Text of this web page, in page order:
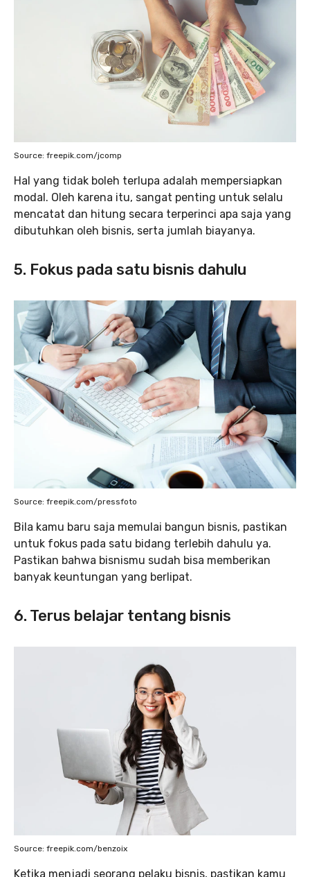
Source: freepik.com/jcomp
Hal yang tidak boleh terlupa adalah mempersiapkan
modal. Oleh karena itu, sangat penting untuk selalu
mencatat dan hitung secara terperinci apa saja yang
dibutuhkan oleh bisnis, serta jumlah biayanya.
5. Fokus pada satu bisnis dahulu
Source: freepik.com/pressfoto
Bila kamu baru saja memulai bangun bisnis, pastikan
untuk fokus pada satu bidang terlebih dahulu ya.
Pastikan bahwa bisnismu sudah bisa memberikan
banyak keuntungan yang berlipat.
6. Terus belajar tentang bisnis
Source: freepik.com/benzoix
Ketika menjadi seorang pelaku bisnis, pastikan kamu